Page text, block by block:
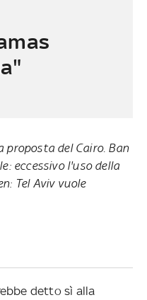
proposta del Cairo. Ban
eccessivo l'uso della
Tel Aviv vuole
detto sì alla